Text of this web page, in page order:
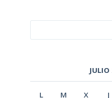
L M X J